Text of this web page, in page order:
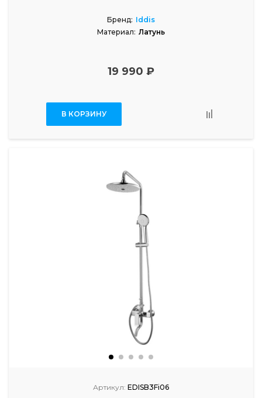
Бренд: Iddis
Материал: Латунь
19 990 ₽
В КОРЗИНУ
Артикул: EDISB3Fi06